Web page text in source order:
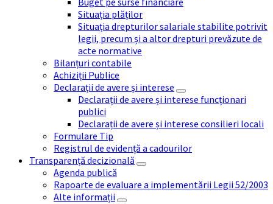
Situația plăților
Situația drepturilor salariale stabilite potrivit
legii, precum și a altor drepturi prevăzute de
acte normative
Bilanțuri contabile
Achiziții Publice
Declarații de avere și interese
Declarații de avere și interese funcționari
publici
Declarații de avere și interese consilieri locali
Formulare Tip
Registrul de evidență a cadourilor
Transparență decizională
Agenda publică
Rapoarte de evaluare a implementării Legii 52/2003
Alte informații